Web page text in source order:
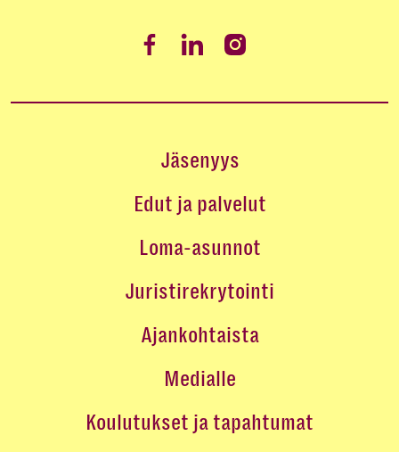
Jäsenyys
Edut ja palvelut
Loma-asunnot
Juristirekrytointi
Ajankohtaista
Medialle
Koulutukset ja tapahtumat